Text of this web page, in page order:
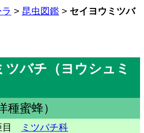
> 昆虫図鑑 > セイヨウミツバ
ツバチ（ヨウシュミ
種蜜蜂）
目 ミツバチ科